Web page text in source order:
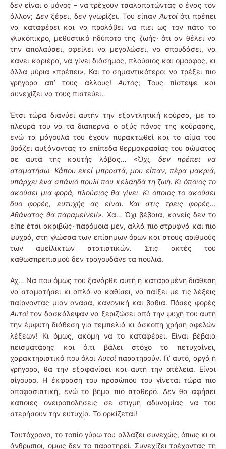
δεν είναι ο μόνος – να τρέχουν τσαλαπατώντας ο ένας τον
άλλον; Δεν ξέρει, δεν γνωρίζει. Του είπαν Αυτοίότι πρέπει
να καταφέρει και να προλάβει να πιει ως τον πάτο το
γλυκόπικρο, μεθυστικό ηδύποτο της ζωής· ότι αν θέλει να
την απολαύσει, οφείλει να μεγαλώσει, να σπουδάσει, να
κάνει καριέρα, να γίνει διάσημος, πλούσιος και όμορφος, κι
άλλα μύρια «πρέπει». Και το σημαντικότερο: να τρέξει πιο
γρήγορα απ’ τους άλλους!Αυτός; Τους πίστεψε και
συνεχίζει να τους πιστεύει.
Έτσι τώρα διανύει αυτήν την εξαντλητική κούρσα, με τα
πλευρά του να τα διαπερνά ο οξύς πόνος της κούρασης,
ενώ τα μάγουλά του έχουν πυρακτωθεί και το αίμα του
βράζει αυξάνοντας τα επίπεδα θερμοκρασίας του σώματος
σε αυτά της καυτής λάβας… «Όχι, δεν πρέπει να
σταματήσω. Κάπου εκεί μπροστά, μου είπαν, πέρα μακριά,
υπάρχει ένα σπάνιο πουλί που κελαηδά τη ζωή. Κι όποιος το
ακούσει μια φορά, πλούσιος θα γίνει. Κι όποιος το ακούσει
δυο φορές, ευτυχής ας είναι. Και στις τρεις φορές…
Αθάνατος θα παραμείνει!». Χα… Όχι βέβαια, κανείς δεν το
είπε έτσι ακριβώς· παρόμοια μεν, αλλά πιο στρυφνά και πιο
ψυχρά, στη γλώσσα των επίσημων όρων και στους αριθμούς
των αμείλικτων στατιστικών. Στις ακτές του
καθωσπρεπισμού δεν τραγουδάνε τα πουλιά.
Αχ… Να που όμως του ξανάρθε αυτή η καταραμένη διάθεση
να σταματήσει κι απλά να καθίσει, να παίξει με τις λέξεις
παίρνοντας μιαν ανάσα, κανονική και βαθιά. Πόσες φορές
Αυτοί τον δασκάλεψαν να ξεριζώσει από την ψυχή του αυτή
την έμφυτη διάθεση για τεμπελιά κι άσκοπη χρήση αφελών
λέξεων! Κι όμως, ακόμη να το καταφέρει. Είναι βέβαια
πεισματάρης και ό,τι βάλει στόχο το πετυχαίνει,
χαρακτηριστικό που όλοι Αυτοίπαρατηρούν. Γι’ αυτό, αργά ή
γρήγορα, θα την εξαφανίσει και αυτή την ατέλεια. Είναι
σίγουρο. Η έκφραση του προσώπου του γίνεται τώρα πιο
αποφασιστική, ενώ το βήμα πιο σταθερό. Δεν θα αφήσει
κάποιες ονειροπολήσεις σε στιγμή αδυναμίας να του
στερήσουν την ευτυχία. Το ορκίζεται!
Ταυτόχρονα, το τοπίο γύρω του αλλάζει συνεχώς, όπως κι οι
άνθρωποι, όμως δεν το παρατηρεί. Συνεχίζει τρέχοντας τη